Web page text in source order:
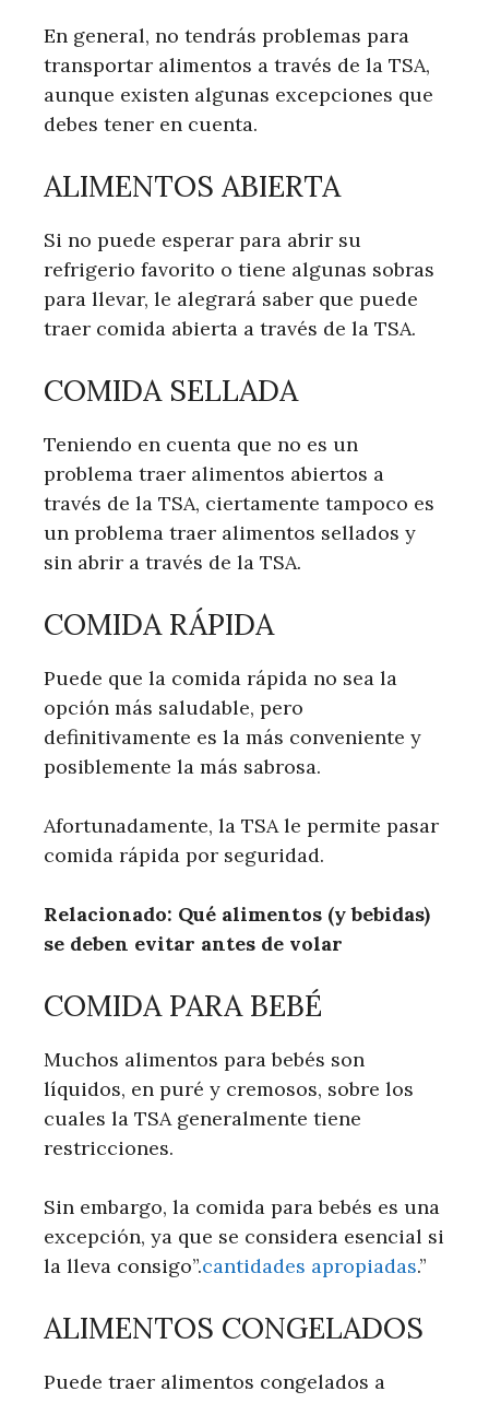
En general, no tendrás problemas para
transportar alimentos a través de la TSA,
aunque existen algunas excepciones que
debes tener en cuenta.
ALIMENTOS ABIERTA
Si no puede esperar para abrir su
refrigerio favorito o tiene algunas sobras
para llevar, le alegrará saber que puede
traer comida abierta a través de la TSA.
COMIDA SELLADA
Teniendo en cuenta que no es un
problema traer alimentos abiertos a
través de la TSA, ciertamente tampoco es
un problema traer alimentos sellados y
sin abrir a través de la TSA.
COMIDA RÁPIDA
Puede que la comida rápida no sea la
opción más saludable, pero
definitivamente es la más conveniente y
posiblemente la más sabrosa.
Afortunadamente, la TSA le permite pasar
comida rápida por seguridad.
Relacionado: Qué alimentos (y bebidas)
se deben evitar antes de volar
COMIDA PARA BEBÉ
Muchos alimentos para bebés son
líquidos, en puré y cremosos, sobre los
cuales la TSA generalmente tiene
restricciones.
Sin embargo, la comida para bebés es una
excepción, ya que se considera esencial si
la lleva consigo”.cantidades apropiadas.”
ALIMENTOS CONGELADOS
Puede traer alimentos congelados a